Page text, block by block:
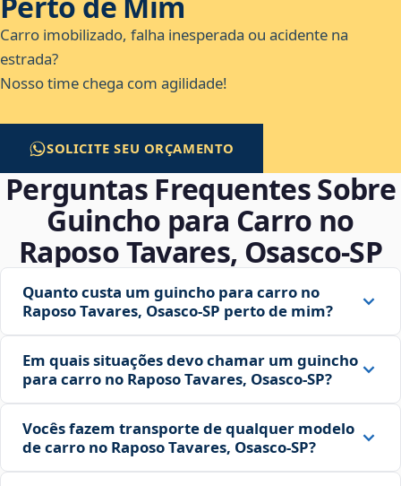
Carro imobilizado, falha inesperada ou acidente na
estrada?
Nosso time chega com agilidade!
SOLICITE SEU ORÇAMENTO
Perguntas Frequentes Sobre
Guincho para Carro no
Raposo Tavares, Osasco‑SP
Quanto custa um guincho para carro no
Raposo Tavares, Osasco‑SP perto de mim?
Em quais situações devo chamar um guincho
para carro no Raposo Tavares, Osasco‑SP?
Vocês fazem transporte de qualquer modelo
de carro no Raposo Tavares, Osasco‑SP?